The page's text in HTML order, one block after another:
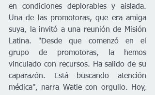
en condiciones deplorables y aislada.
Una de las promotoras, que era amiga
suya, la invitó a una reunión de Misión
Latina. "Desde que comenzó en el
grupo de promotoras, la hemos
vinculado con recursos. Ha salido de su
caparazón. Está buscando atención
médica", narra Watie con orgullo. Hoy,